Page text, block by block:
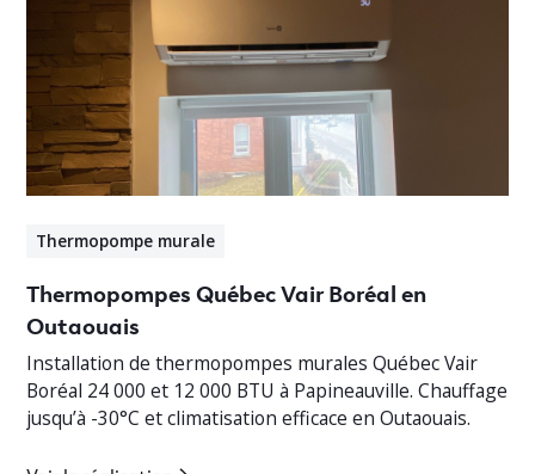
Thermopompe murale
Thermopompes Québec Vair Boréal en
Outaouais
Installation de thermopompes murales Québec Vair
Boréal 24 000 et 12 000 BTU à Papineauville. Chauffage
jusqu’à -30°C et climatisation efficace en Outaouais.